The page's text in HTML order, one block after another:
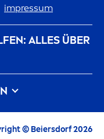
impressum
ALLES ÜBER
bei Beiersdorf
Kontakt
© Beiersdorf 2026